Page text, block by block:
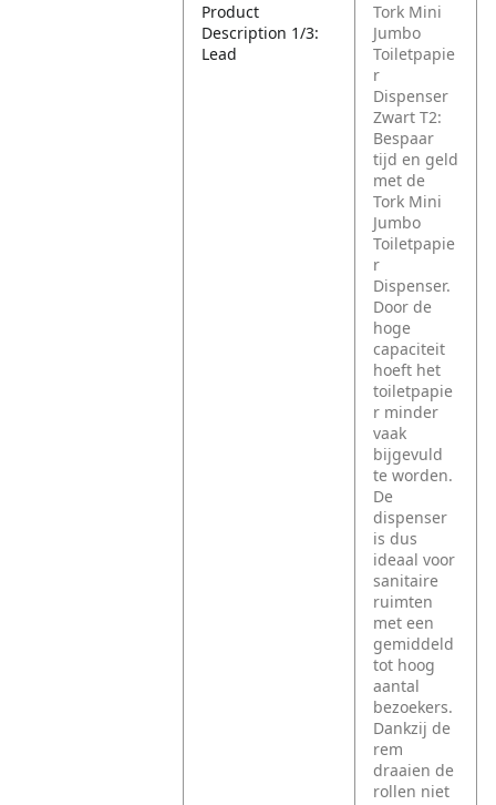
Product
Description 1/3:
Lead
Tork Mini
Jumbo
Toiletpapie
r
Dispenser
Zwart T2:
Bespaar
tijd en geld
met de
Tork Mini
Jumbo
Toiletpapie
r
Dispenser.
Door de
hoge
capaciteit
hoeft het
toiletpapie
r minder
vaak
bijgevuld
te worden.
De
dispenser
is dus
ideaal voor
sanitaire
ruimten
met een
gemiddeld
tot hoog
aantal
bezoekers.
Dankzij de
rem
draaien de
rollen niet